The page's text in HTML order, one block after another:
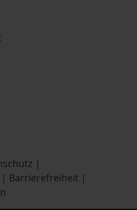
|
| Barrierefreiheit |